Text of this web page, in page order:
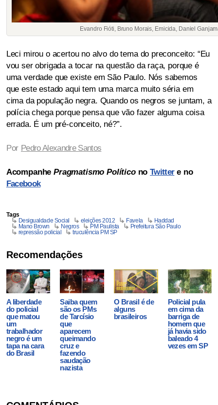
Evandro Fióti, Bruno Morais, Emicida, Daniel
Leci mirou o acertou no alvo do tema do preconceito: “Eu
vou ser obrigada a tocar na questão da raça, porque é
uma verdade que existe em São Paulo. Nós sabemos
que este estado aqui tem uma marca muito séria em
cima da população negra. Quando os negros se juntam, a
polícia chega porque pensa que vão fazer alguma coisa
errada. É um pré-conceito, né?”.
Por Pedro Alexandre Santos
AcompanhePragmatismo PolíticonoTwittere no
Facebook
Tags
Desigualdade Social
eleições 2012 Favela
Haddad
Mano Brown
Negros PM Paulista
Prefeitura São Paulo
repressão policial
truculência PM SP
Recomendações
A liberdade
do policial
que matou
um
trabalhador
negro é um
tapa na cara
do Brasil
Saiba quem
são os PMs
de Tarcísio
que
aparecem
queimando
cruz e
fazendo
saudação
nazista
O Brasil é de
alguns
brasileiros
Policial pula
em cima da
barriga de
homem que
já havia sido
baleado 4
vezes em SP